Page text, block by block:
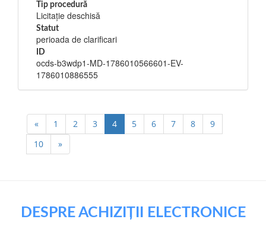
Tip procedură
Licitație deschisă
Statut
perioada de clarificari
ID
ocds-b3wdp1-MD-1786010566601-EV-
1786010886555
« 1 2 3 4 5 6 7 8
9
10
»
DESPRE ACHIZIȚII ELECTRONICE